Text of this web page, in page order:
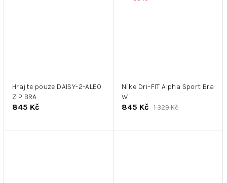
Hrajte pouze DAISY-2-ALEO
ZIP BRA
845 Kč
Nike Dri-FIT Alpha Sport Bra
W
845 Kč 1 329 Kč